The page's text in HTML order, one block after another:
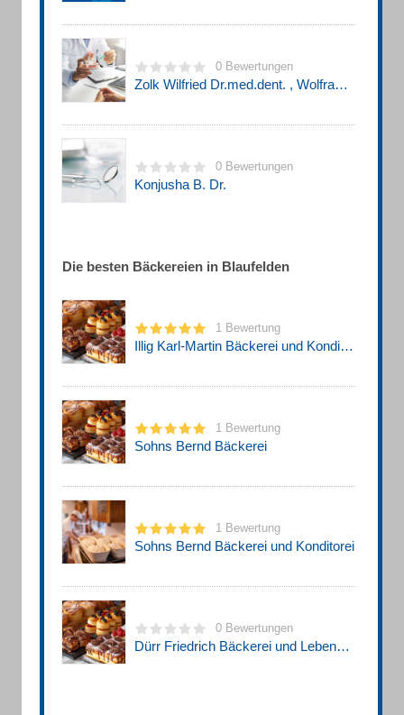
0 Bewertungen
Zolk Wilfried Dr.med.dent. , Wolfram Zahnarztpraxis
0 Bewertungen
Konjusha B. Dr.
Die besten Bäckereien in Blaufelden
1 Bewertung
Illig Karl-Martin Bäckerei und Konditorei
1 Bewertung
Sohns Bernd Bäckerei
1 Bewertung
Sohns Bernd Bäckerei und Konditorei
0 Bewertungen
Dürr Friedrich Bäckerei und Lebensmittel